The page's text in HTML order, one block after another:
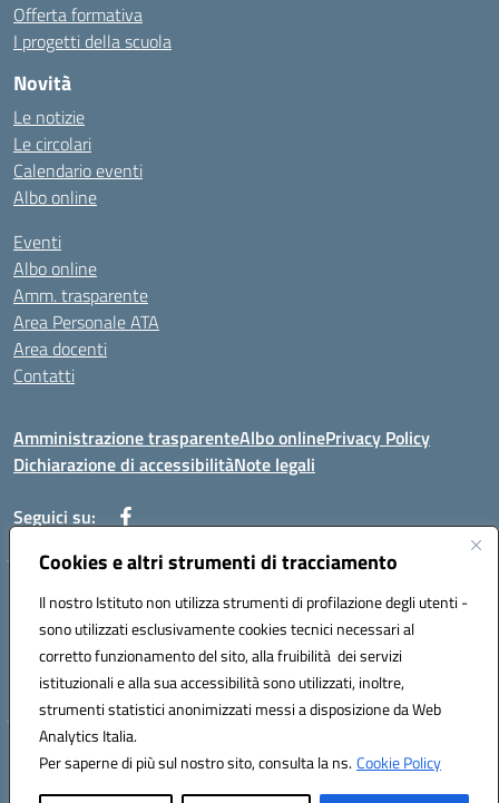
Cookies e altri strumenti di tracciamento
Il nostro Istituto non utilizza strumenti di profilazione degli utenti -
sono utilizzati esclusivamente cookies tecnici necessari al
corretto funzionamento del sito, alla fruibilità dei servizi
istituzionali e alla sua accessibilità sono utilizzati, inoltre,
strumenti statistici anonimizzati messi a disposizione da Web
Analytics Italia.
Per saperne di più sul nostro sito, consulta la ns.Cookie Policy
Offerta formativa
I progetti della scuola
Novità
Le notizie
Le circolari
Calendario eventi
Albo online
Eventi
Albo online
Amm. trasparente
Area Personale ATA
Area docenti
Contatti
Amministrazione trasparenteAlbo onlinePrivacy Policy
Dichiarazione di accessibilitàNote legali
Seguici su:
Indirizzo: VIA BRECCIAME, 46 - 81024 MADDALONI (CE)
Mail: CEIC8AU001@istruzione.it - Pec: CEIC8AU001@pec.istruzione.it -
Telefono: 0823408721
Meccanografico: CEIC8AU001
Codice fiscale: 93086080616
Hosting & Powered by 3D Solution S.r.l.
Concept & Design by Designers Italia